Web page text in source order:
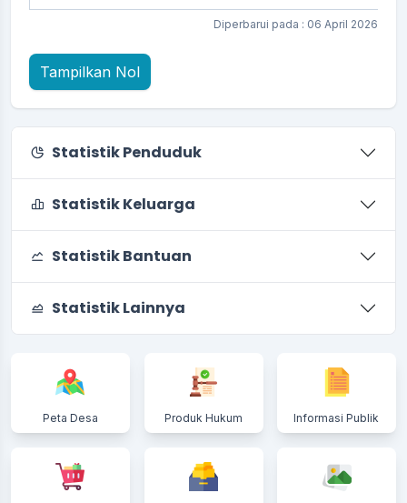
Statistik Penduduk
Statistik Keluarga
Statistik Bantuan
Statistik Lainnya
Diperbarui pada : 06 April 2026
Tampilkan Nol
Peta Desa Produk Hukum Informasi Publik